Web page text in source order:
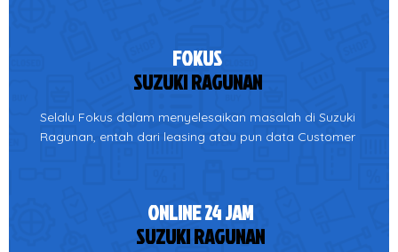
FOKUS
SUZUKI RAGUNAN
Selalu Fokus dalam menyelesaikan masalah di Suzuki
Ragunan, entah dari leasing atau pun data Customer
ONLINE 24 JAM
SUZUKI RAGUNAN